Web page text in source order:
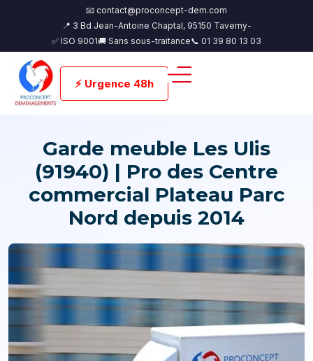
📧 contact@proconcept-dem.com
📍 3 Bd Jean-Antoine Chaptal, 95150 Taverny-
✅ ISO 9001🚚 Sans sous-traitance📞 01 39 80 13 03
⚡ Urgence 48h
Garde meuble Les Ulis
(91940) | Pro des Centre
commercial Plateau Parc
Nord depuis 2014